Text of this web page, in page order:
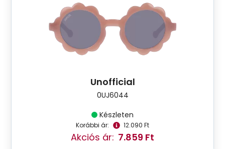
Unofficial
0UJ6044
Készleten
Korábbi ár: 12.090 Ft
Akciós ár: 7.859 Ft